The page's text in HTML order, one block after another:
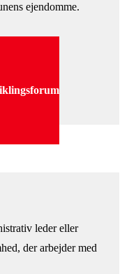
ejendomme.
leder eller
der arbejder med